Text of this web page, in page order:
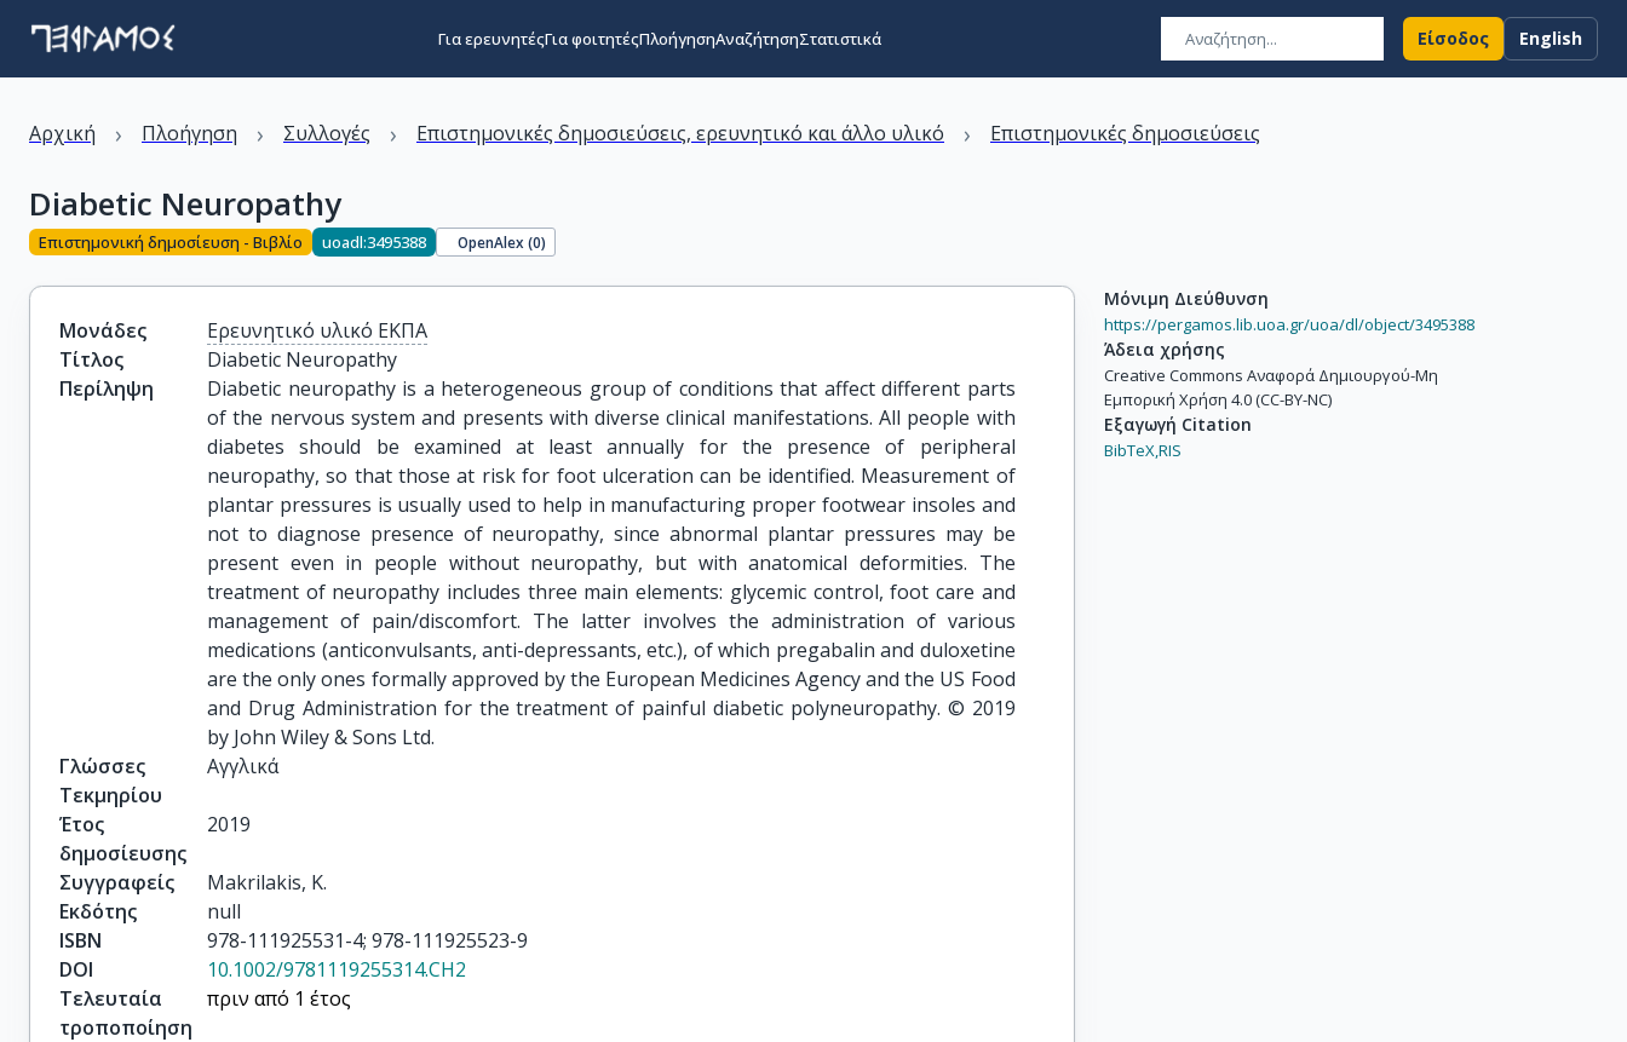
Για ερευνητέςΓια φοιτητέςΠλοήγησηΑναζήτησηΣτατιστικά Είσοδος English
Αρχική › Πλοήγηση › Συλλογές › Επιστημονικές δημοσιεύσεις, ερευνητικό και άλλο υλικό › Επιστημονικές δημοσιεύσεις
Diabetic Neuropathy
Επιστημονική δημοσίευση - Βιβλίο uoadl:3495388 OpenAlex (0)
Μονάδες
Ερευνητικό υλικό ΕΚΠΑ
Τίτλος
Diabetic Neuropathy
Περίληψη
Diabetic neuropathy is a heterogeneous group of conditions that affect different parts
of the nervous system and presents with diverse clinical manifestations. All people with
diabetes should be examined at least annually for the presence of peripheral
neuropathy, so that those at risk for foot ulceration can be identified. Measurement of
plantar pressures is usually used to help in manufacturing proper footwear insoles and
not to diagnose presence of neuropathy, since abnormal plantar pressures may be
present even in people without neuropathy, but with anatomical deformities. The
treatment of neuropathy includes three main elements: glycemic control, foot care and
management of pain/discomfort. The latter involves the administration of various
medications (anticonvulsants, anti-depressants, etc.), of which pregabalin and duloxetine
are the only ones formally approved by the European Medicines Agency and the US Food
and Drug Administration for the treatment of painful diabetic polyneuropathy. © 2019
by John Wiley & Sons Ltd.
Γλώσσες
Τεκμηρίου
Αγγλικά
Έτος
δημοσίευσης
2019
Συγγραφείς
Makrilakis, K.
Εκδότης
null
ISBN
978-111925531-4; 978-111925523-9
DOI
10.1002/9781119255314.CH2
Τελευταία
τροποποίηση
πριν από 1 έτος
Μόνιμη Διεύθυνση
https://pergamos.lib.uoa.gr/uoa/dl/object/3495388
Άδεια χρήσης
Creative Commons Αναφορά Δημιουργού-Μη
Εμπορική Χρήση 4.0 (CC-BY-NC)
Εξαγωγή Citation
BibTeX,RIS